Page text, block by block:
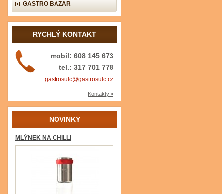
GASTRO BAZAR
RYCHLÝ KONTAKT
mobil: 608 145 673
tel.: 317 701 778
gastrosulc@gastrosulc.cz
Kontakty »
NOVINKY
MLÝNEK NA CHILLI